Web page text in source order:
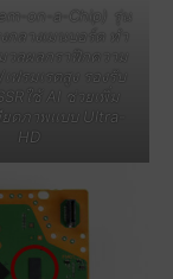
on-a-Chip) รุ่น
กลางเมนบอร์ด ทำ
วลผลกราฟิกความ
ฟรมเรตสูง รองรับ
ใช้ AI ช่วยเพิ่ม
ดภาพแบบ Ultra-
HD